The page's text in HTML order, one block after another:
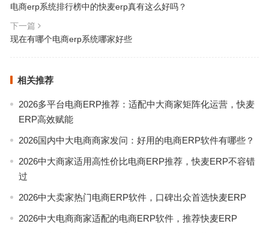
电商erp系统排行榜中的快麦erp真有这么好吗？
下一篇
现在有哪个电商erp系统哪家好些
相关推荐
2026多平台电商ERP推荐：适配中大商家矩阵化运营，快麦
ERP高效赋能
2026国内中大电商商家发问：好用的电商ERP软件有哪些？
2026中大商家适用高性价比电商ERP推荐，快麦ERP不容错
过
2026中大卖家热门电商ERP软件，口碑出众首选快麦ERP
2026中大电商商家适配的电商ERP软件，推荐快麦ERP